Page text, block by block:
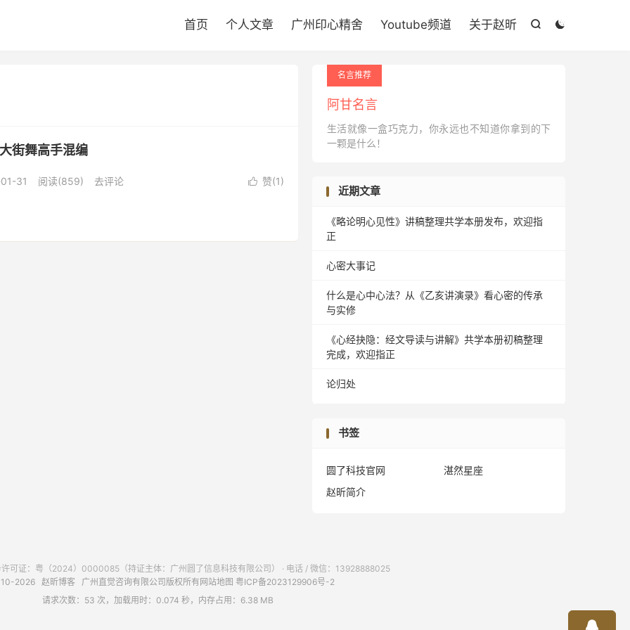


首页 个人文章 广州印心精舍 Youtube频道 关于赵昕
街舞高手混编
 赞(1)
31 阅读(859) 去评论
名言推荐
阿甘名言
生活就像一盒巧克力，你永远也不知道你拿到的下
一颗是什么！
近期文章
《略论明心见性》讲稿整理共学本册发布，欢迎指
正
心密大事记
什么是心中心法？从《乙亥讲演录》看心密的传承
与实修
《心经抉隐：经文导读与讲解》共学本册初稿整理
完成，欢迎指正
论归处
书签
圆了科技官网
湛然星座
赵昕简介
可证：粤（2024）0000085（持证主体：广州圆了信息科技有限公司） · 电话 / 微信：13928888025
2026 赵昕博客 广州直觉咨询有限公司版权所有 网站地图 粤ICP备2023129906号-2
请求次数：53 次，加载用时：0.074 秒，内存占用：6.38 MB